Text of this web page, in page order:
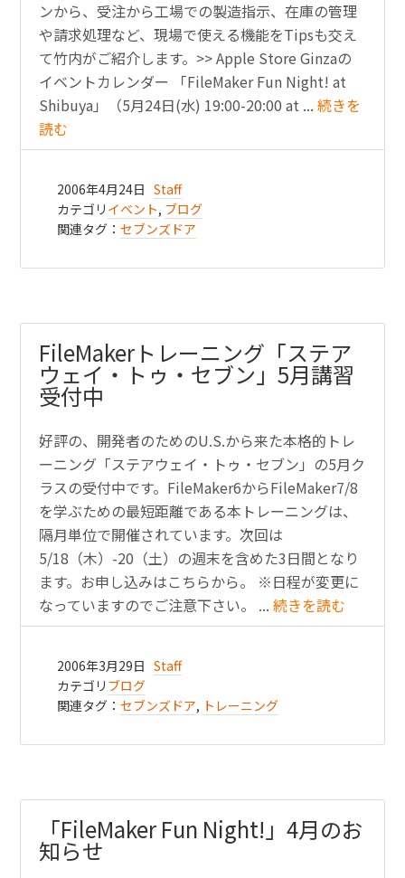
ンから、受注から工場での製造指示、在庫の管理
や請求処理など、現場で使える機能をTipsも交え
て竹内がご紹介します。>> Apple Store Ginzaの
イベントカレンダー 「FileMaker Fun Night! at
Shibuya」（5月24日(水) 19:00-20:00 at ...続きを
読む
2006年4月24日 Staff
カテゴリ イベント, ブログ
関連タグ：セブンズドア
FileMakerトレーニング「ステア
ウェイ・トゥ・セブン」5月講習
受付中
好評の、開発者のためのU.S.から来た本格的トレ
ーニング「ステアウェイ・トゥ・セブン」の5月ク
ラスの受付中です。FileMaker6からFileMaker7/8
を学ぶための最短距離である本トレーニングは、
隔月単位で開催されています。次回は
5/18（木）-20（土）の週末を含めた3日間となり
ます。お申し込みはこちらから。 ※日程が変更に
なっていますのでご注意下さい。 ...続きを読む
2006年3月29日 Staff
カテゴリ ブログ
関連タグ：セブンズドア, トレーニング
「FileMaker Fun Night!」4月のお
知らせ